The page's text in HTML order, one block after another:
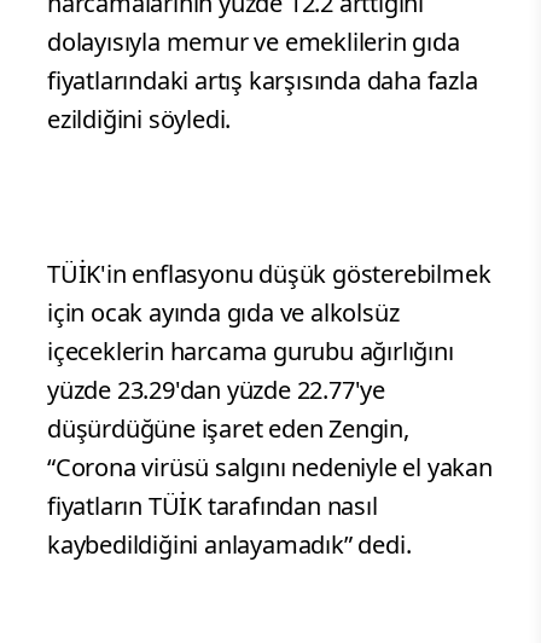
dolayısıyla memur ve emeklilerin gıda
fiyatlarındaki artış karşısında daha fazla
ezildiğini söyledi.
TÜİK'in enflasyonu düşük gösterebilmek
için ocak ayında gıda ve alkolsüz
içeceklerin harcama gurubu ağırlığını
yüzde 23.29'dan yüzde 22.77'ye
düşürdüğüne işaret eden Zengin,
“Corona virüsü salgını nedeniyle el yakan
fiyatların TÜİK tarafından nasıl
kaybedildiğini anlayamadık” dedi.